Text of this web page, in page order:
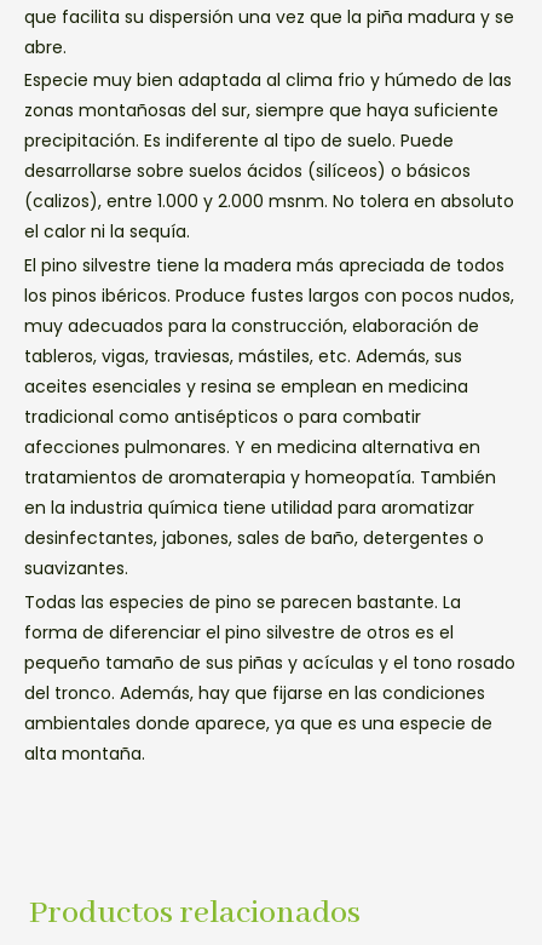
que facilita su dispersión una vez que la piña madura y se
abre.
Especie muy bien adaptada al clima frio y húmedo de las
zonas montañosas del sur, siempre que haya suficiente
precipitación. Es indiferente al tipo de suelo. Puede
desarrollarse sobre suelos ácidos (silíceos) o básicos
(calizos), entre 1.000 y 2.000 msnm. No tolera en absoluto
el calor ni la sequía.
El pino silvestre tiene la madera más apreciada de todos
los pinos ibéricos. Produce fustes largos con pocos nudos,
muy adecuados para la construcción, elaboración de
tableros, vigas, traviesas, mástiles, etc. Además, sus
aceites esenciales y resina se emplean en medicina
tradicional como antisépticos o para combatir
afecciones pulmonares. Y en medicina alternativa en
tratamientos de aromaterapia y homeopatía. También
en la industria química tiene utilidad para aromatizar
desinfectantes, jabones, sales de baño, detergentes o
suavizantes.
Todas las especies de pino se parecen bastante. La
forma de diferenciar el pino silvestre de otros es el
pequeño tamaño de sus piñas y acículas y el tono rosado
del tronco. Además, hay que fijarse en las condiciones
ambientales donde aparece, ya que es una especie de
alta montaña.
Productos relacionados